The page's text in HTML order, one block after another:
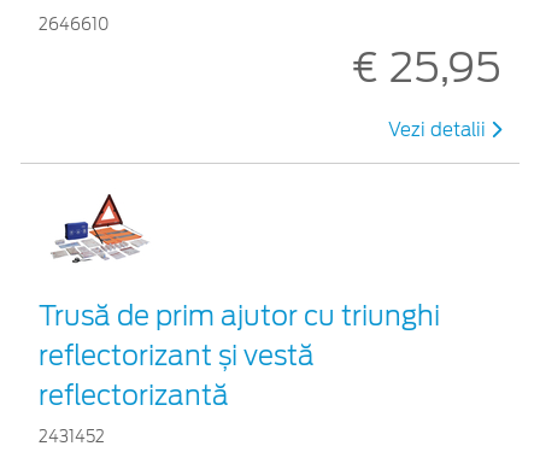
2646610
€ 25,95
Vezi detalii
Trusă de prim ajutor cu triunghi
reflectorizant și vestă
reflectorizantă
2431452